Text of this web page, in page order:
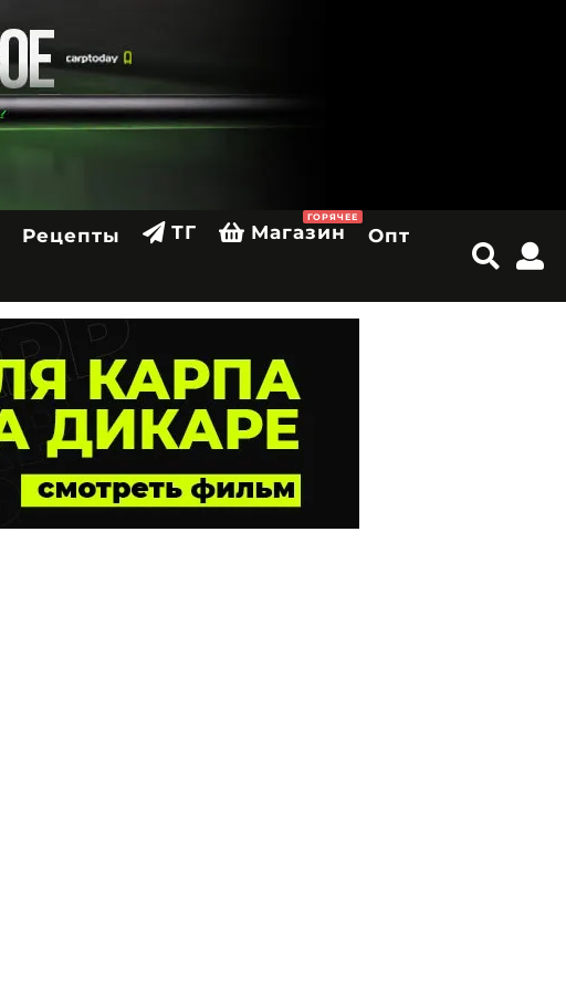
Рецепты ТГ Магазин
ГОРЯЧЕЕ
Опт